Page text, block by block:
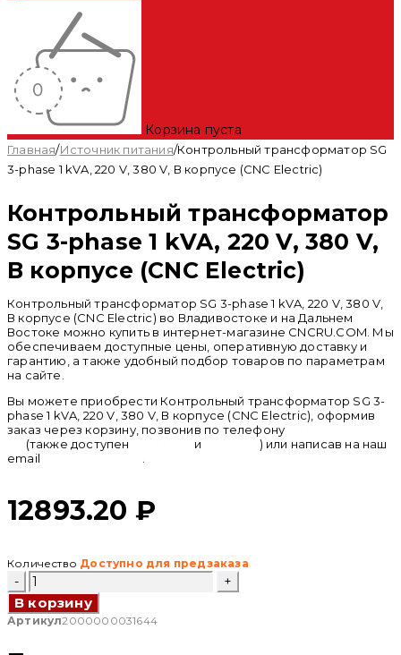
Корзина пуста
Главная/Источник питания/Контрольный трансформатор SG
3-phase 1 kVA, 220 V, 380 V, В корпусе (CNC Electric)
Контрольный трансформатор
SG 3-phase 1 kVA, 220 V, 380 V,
В корпусе (CNC Electric)
Контрольный трансформатор SG 3-phase 1 kVA, 220 V, 380 V,
В корпусе (CNC Electric) во Владивостоке и на Дальнем
Востоке можно купить в интернет-магазине CNCRU.COM. Мы
обеспечиваем доступные цены, оперативную доставку и
гарантию, а также удобный подбор товаров по параметрам
на сайте.
Вы можете приобрести Контрольный трансформатор SG 3-
phase 1 kVA, 220 V, 380 V, В корпусе (CNC Electric), оформив
заказ через корзину, позвонив по телефону
(также доступен и
) или написав на наш
email
12893.20 ₽
Количество Доступно для предзаказа
Количество
товара
Контрольный
трансформатор
В корзину
Артикул2000000031644